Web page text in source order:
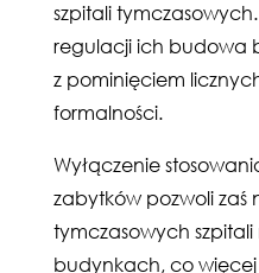
szpitali
regulacji ich budowa
z pominięciem
formalności.
Wyłączenie
zabytków pozwoli zaś
tymczasowych
budynkach, co